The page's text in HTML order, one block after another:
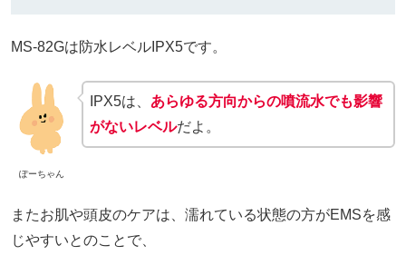
MS-82Gは防水レベルIPX5です。
ぽーちゃん
IPX5は、 あらゆる方向からの噴流水でも影響
がないレベルだよ。
またお肌や頭皮のケアは、濡れている状態の方がEMSを感
じやすいとのことで、